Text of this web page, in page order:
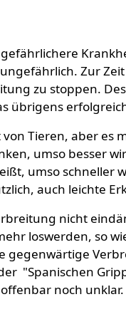
Zur
zu stoppen.
übrigens
Tieren, aber es
umso besser
umso schneller
auch leichte
nicht
loswerden, so
gegenwärtige
"Spanischen
noch unklar.